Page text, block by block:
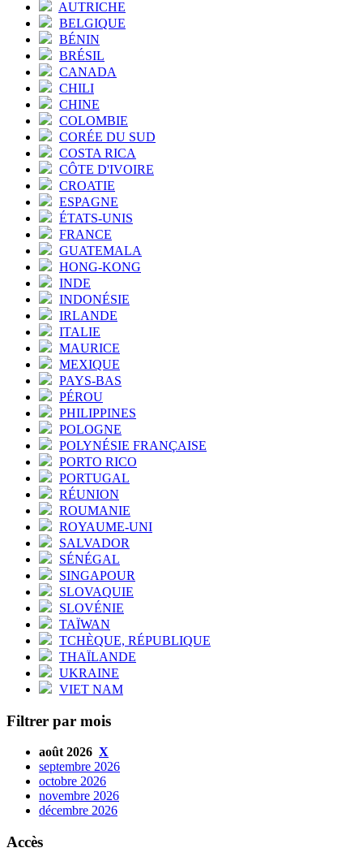
AUTRICHE
BELGIQUE
BÉNIN
BRÉSIL
CANADA
CHILI
CHINE
COLOMBIE
CORÉE DU SUD
COSTA RICA
CÔTE D'IVOIRE
CROATIE
ESPAGNE
ÉTATS-UNIS
FRANCE
GUATEMALA
HONG-KONG
INDE
INDONÉSIE
IRLANDE
ITALIE
MAURICE
MEXIQUE
PAYS-BAS
PÉROU
PHILIPPINES
POLOGNE
POLYNÉSIE FRANÇAISE
PORTO RICO
PORTUGAL
RÉUNION
ROUMANIE
ROYAUME-UNI
SALVADOR
SÉNÉGAL
SINGAPOUR
SLOVAQUIE
SLOVÉNIE
TAÏWAN
TCHÈQUE, RÉPUBLIQUE
THAÏLANDE
UKRAINE
VIET NAM
Filtrer par mois
août 2026 X
septembre 2026
octobre 2026
novembre 2026
décembre 2026
Accès